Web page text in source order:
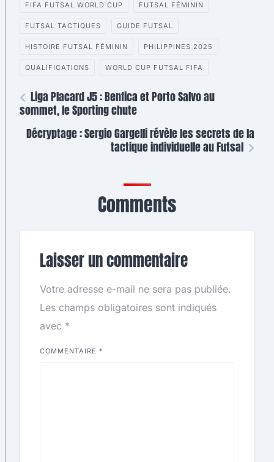
FIFA FUTSAL WORLD CUP FUTSAL FÉMININ
FUTSAL TACTIQUES GUIDE FUTSAL
HISTOIRE FUTSAL FÉMININ PHILIPPINES 2025
QUALIFICATIONS WORLD CUP FUTSAL FIFA
Liga Placard J5 : Benfica et Porto Salvo au
sommet, le Sporting chute
Décryptage : Sergio Gargelli révèle les secrets de la
tactique individuelle au Futsal
Comments
Laisser un commentaire
Votre adresse e-mail ne sera pas publiée.
Les champs obligatoires sont indiqués
avec *
COMMENTAIRE *